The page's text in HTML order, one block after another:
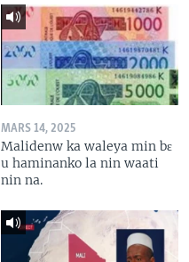
MARS 14, 2025
Malidenw ka waleya min bɛ
u haminanko la nin waati
nin na.